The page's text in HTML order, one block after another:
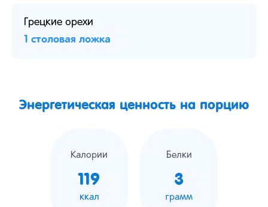
Грецкие орехи
1 столовая ложка
Энергетическая ценность на порцию
Калории
119
ккал
Белки
3
грамм